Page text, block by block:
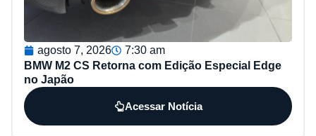
agosto 7, 2026
7:30 am
BMW M2 CS Retorna com Edição Especial Edge
no Japão
Acessar Notícia